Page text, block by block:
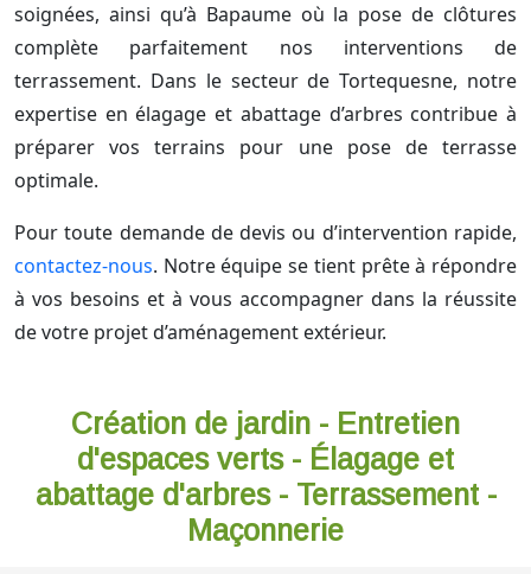
soignées, ainsi qu’à Bapaume où la pose de clôtures
complète parfaitement nos interventions de
terrassement. Dans le secteur de Tortequesne, notre
expertise en élagage et abattage d’arbres contribue à
préparer vos terrains pour une pose de terrasse
optimale.
Pour toute demande de devis ou d’intervention rapide,
contactez-nous. Notre équipe se tient prête à répondre
à vos besoins et à vous accompagner dans la réussite
de votre projet d’aménagement extérieur.
Création de jardin - Entretien
d'espaces verts - Élagage et
abattage d'arbres - Terrassement -
Maçonnerie